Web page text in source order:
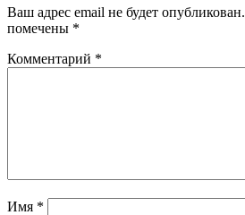
Ваш адрес email не будет опубликован.
помечены *
Комментарий *
Имя *